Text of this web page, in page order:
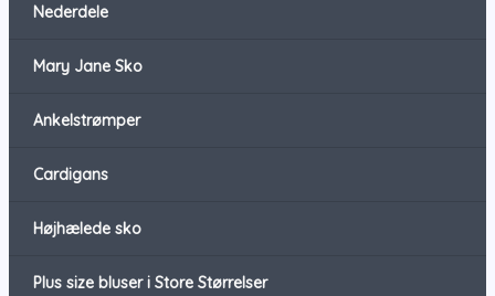
Nederdele
Mary Jane Sko
Ankelstrømper
Cardigans
Højhælede sko
Plus size bluser i Store Størrelser